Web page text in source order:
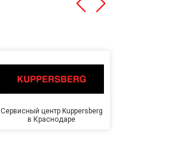
Сервисный центр Kuppersberg
в Краснодаре